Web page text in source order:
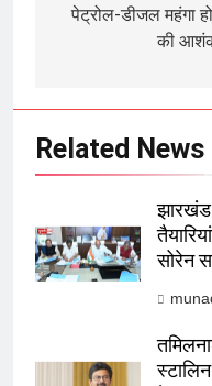
पेट्रोल-डीजल महंगा
की
Related News
झारखंड
सोरेन